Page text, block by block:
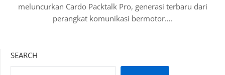
meluncurkan Cardo Packtalk Pro, generasi terbaru dari
perangkat komunikasi bermotor….
SEARCH